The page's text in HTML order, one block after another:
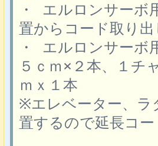
・ エルロンサーボ
置からコード取り
・ エルロンサー
５ｃｍ×２本、１チ
ｍｘ１本
※エレベーター、ラ
置するので延長コ